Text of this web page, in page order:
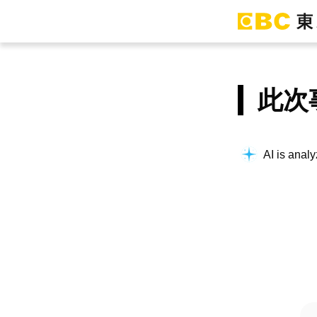
此次
AI is